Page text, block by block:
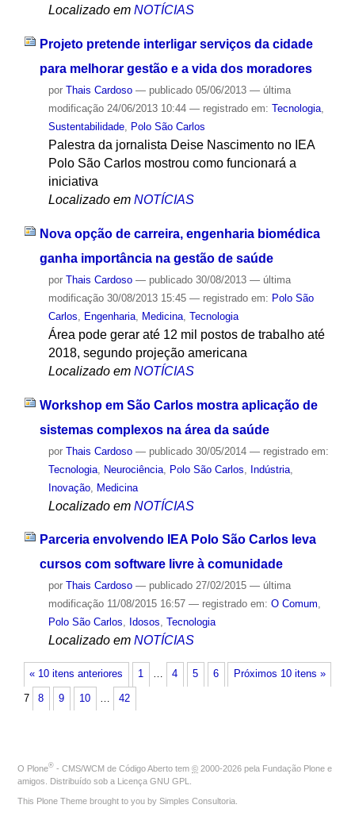
Localizado em NOTÍCIAS
Projeto pretende interligar serviços da cidade
para melhorar gestão e a vida dos moradores
por Thais Cardoso — publicado05/06/2013 — última
modificação24/06/2013 10:44 — registrado em: Tecnologia,
Sustentabilidade, Polo São Carlos
Palestra da jornalista Deise Nascimento no IEA
Polo São Carlos mostrou como funcionará a
iniciativa
Localizado em NOTÍCIAS
Nova opção de carreira, engenharia biomédica
ganha importância na gestão de saúde
por Thais Cardoso — publicado30/08/2013 — última
modificação30/08/2013 15:45 — registrado em: Polo São
Carlos
Engenharia, Medicina, Tecnologia
Área pode gerar até 12 mil postos de trabalho até
2018, segundo projeção americana
Localizado em NOTÍCIAS
Workshop em São Carlos mostra aplicação de
sistemas complexos na área da saúde
por Thais Cardoso — publicado30/05/2014 — registrado em:
Tecnologia, Neurociência, Polo São Carlos Indústria,
Inovação, Medicina
Localizado em NOTÍCIAS
Parceria envolvendo IEA Polo São Carlos leva
cursos com software livre à comunidade
por Thais Cardoso — publicado27/02/2015 — última
modificação11/08/2015 16:57 — registrado em: O Comum,
Polo São Carlos, Idosos, Tecnologia
Localizado em NOTÍCIAS
« 10 itens anteriores Próximos 10 itens »
1 … 4 5 6
7 8 9 10 … 42
O Plone® - CMS/WCM de Código Aberto tem © 2000-2026 pela Fundação Plone e
amigos. Distribuído sob a Licença GNU GPL
This Plone Theme brought to you by Simples Consultoria